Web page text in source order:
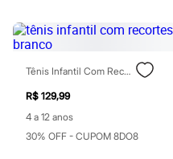
Jeans
Polos
Acessórios
Bolsas e Mochilas
Cintos
Carteiras
Óculos
Relógios
Tênis Infantil Com Recortes Branco
R$ 129,99
4 a 12 anos
30% OFF - CUPOM 8DO8